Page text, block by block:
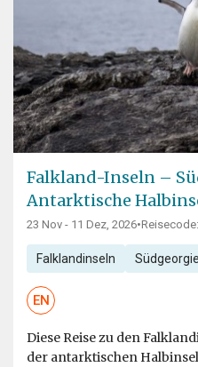
Falkland-Inseln –
Antarktische
23 Nov - 11 Dez, 2026•
Falklandinseln
EN
Diese Reise zu den
der antarktischen